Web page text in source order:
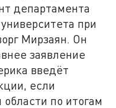
департамента
при
Мирзаян. Он
заявление
введёт
если
по итогам